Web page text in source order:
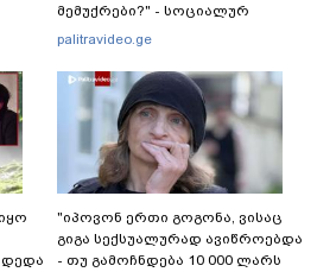
დედა
მემუქრები?" - სოციალურ
ქსელში სკანდალური კადრები
palitravideo.ge
"იპოვონ ერთი გოგონა, ვისაც
გიგა სექსუალურად ავიწროებდა
- თუ გამოჩნდება 10 000 ლარს